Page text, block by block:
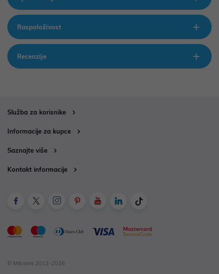
Raspoloživost
Recenzije
Služba za korisnike
Informacije za kupce
Saznajte više
Kontakt informacije
© Mikronis 2012-2026